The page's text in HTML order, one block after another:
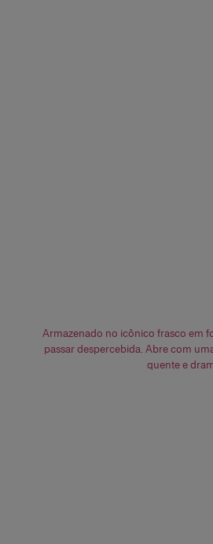
Armazenado no icônico frasco em
passar despercebida. Abre com
quente e